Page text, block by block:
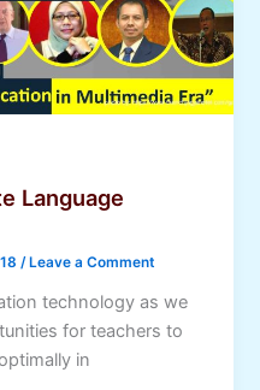
Language
/ Leave a Comment
technology as we
for teachers to
in